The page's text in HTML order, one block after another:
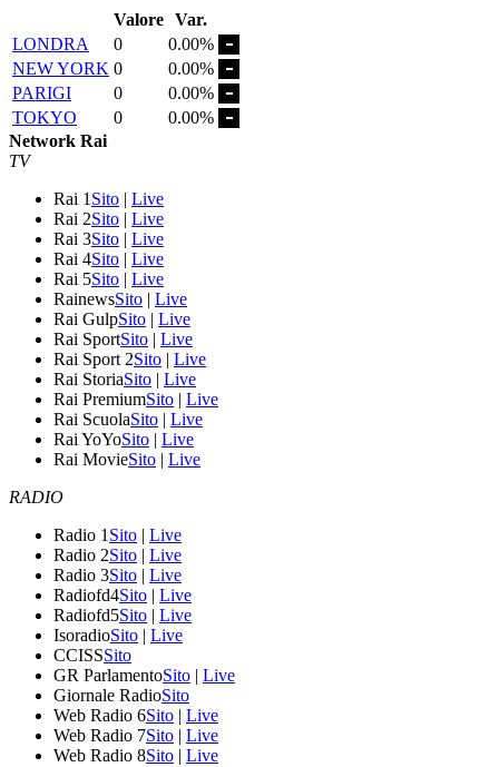
Valore Var.
LONDRA
0
0.00%
NEW YORK 0
0.00%
PARIGI
0
0.00%
TOKYO
0
0.00%
Network Rai
TV
Rai 1 Sito | Live
Rai 2Sito | Live
Rai 3Sito | Live
Rai 4Sito | Live
Rai 5Sito | Live
RainewsSito | Live
Rai GulpSito | Live
Rai SportSito | Live
Rai Sport 2Sito | Live
Rai StoriaSito | Live
Rai PremiumSito | Live
Rai ScuolaSito | Live
Rai YoYoSito | Live
Rai MovieSito | Live
RADIO
Radio 1 Sito | Live
Radio 2Sito | Live
Radio 3Sito | Live
Radiofd4Sito | Live
Radiofd5Sito | Live
IsoradioSito | Live
CCISSSito
GR ParlamentoSito | Live
Giornale RadioSito
Web Radio 6Sito | Live
Web Radio 7Sito | Live
Web Radio 8Sito | Live